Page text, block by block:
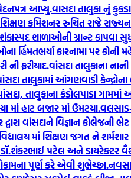
આપ્યુ.વાસદા તાલુકા નું
શિક્ષણ કમિશનર રુચિત રાજે
શાળાઓની ગ્રાન્ટ કાપવા
હિંમતભર્યા કારનામા પર કોની
ફરીયાદ.વાંસદા તાલુકાના
તાલુકામાં આંગણવાડી
તાલુકાના કંડોલપાડા ગામમાં
માં હાટ બજાર માં ઉમટયા.
વાંસદાને વિજ્ઞાન કોલેજની
માં શિક્ષણ જગત ને
ડૉ.શંકરભાઈ પટેલ અને
પૂર્ણ કરે એવી શુભેચ્છા.